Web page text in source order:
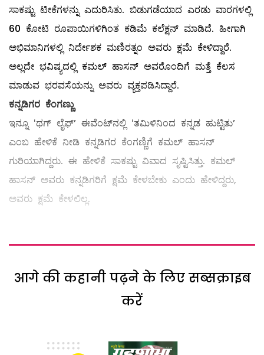
ಸಾಕಷ್ಟು ಟೀಕೆಗಳನ್ನು ಎದುರಿಸಿತು. ಬಿಡುಗಡೆಯಾದ ಎರಡು ವಾರಗಳಲ್ಲಿ
60 ಕೋಟಿ ರೂಪಾಯಿಗಳಿಗಿಂತ ಕಡಿಮೆ ಕಲೆಕ್ಷನ್‌ ಮಾಡಿದೆ. ಹೀಗಾಗಿ
ಅಭಿಮಾನಿಗಳಲ್ಲಿ ನಿರ್ದೇಶಕ ಮಣಿರತ್ನಂ ಅವರು ಕ್ಷಮೆ ಕೇಳಿದ್ದಾರೆ.
ಅಲ್ಲದೇ ಭವಿಷ್ಯದಲ್ಲಿ ಕಮಲ್‌ ಹಾಸನ್‌ ಅವರೊಂದಿಗೆ ಮತ್ತೆ ಕೆಲಸ
ಮಾಡುವ ಭರವಸೆಯನ್ನು ಅವರು ವ್ಯಕ್ತಪಡಿಸಿದ್ದಾರೆ.
ಕನ್ನಡಿಗರ ಕೆಂಗಣ್ಣು
ಇನ್ನೂ ʻಥಗ್‌ ಲೈಫ್‌ʼ ಈವೆಂಟ್‌ನಲ್ಲಿ ʻತಮಿಳಿನಿಂದ ಕನ್ನಡ ಹುಟ್ಟಿತುʼ
ಎಂಬ ಹೇಳಿಕೆ ನೀಡಿ ಕನ್ನಡಿಗರ ಕೆಂಗಣ್ಣಿಗೆ ಕಮಲ್‌ ಹಾಸನ್‌
ಗುರಿಯಾಗಿದ್ದರು. ಈ ಹೇಳಿಕೆ ಸಾಕಷ್ಟು ವಿವಾದ ಸೃಷ್ಟಿಸಿತ್ತು. ಕಮಲ್‌
ಹಾಸನ್‌ ಅವರು ಕನ್ನಡಿಗರಿಗೆ ಕ್ಷಮೆ ಕೇಳಬೇಕು ಎಂದು ಹೇಳಿದ್ದರು,
ಅವರು ಕ್ಷಮೆ ಕೇಳಲಿಲ್ಲ.
आगे की कहानी पढ़ने के लिए सब्सक्राइब
करें